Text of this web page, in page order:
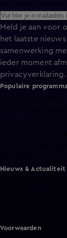
Meld je aan voor
het laatste
samenwerking
ieder moment
privacyverklaring.
Populaire
Nieuws & Actualiteit
Voorwaarden